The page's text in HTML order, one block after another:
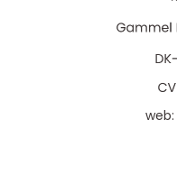
web: